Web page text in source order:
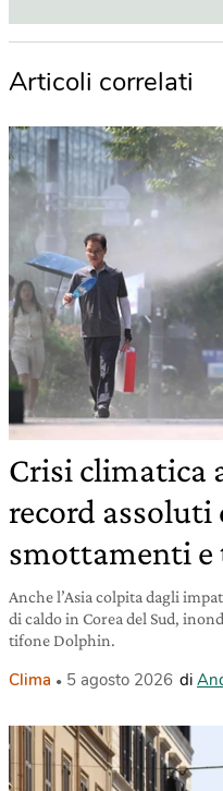
Articoli correlati
Crisi climatica
record assoluti
smottamenti
Anche l’Asia colpita dagli
di caldo in Corea del Sud,
tifone Dolphin.
Clima 5 agosto 2026 di